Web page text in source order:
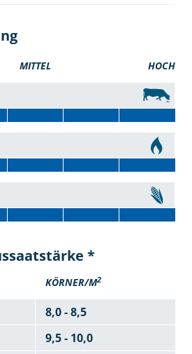
MITTEL HOCH
*
KÖRNER/M2
8,0 - 8,5
9,5 - 10,0